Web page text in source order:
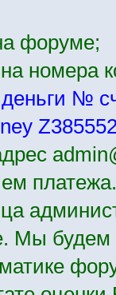
форуме;
номера
№
платежа.
Мы